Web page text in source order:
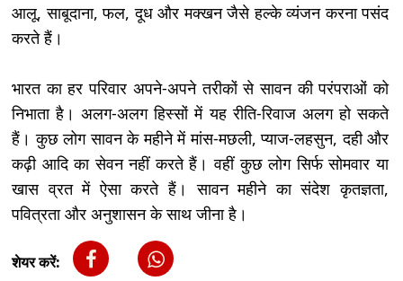
आलू, साबूदाना, फल, दूध और मक्खन जैसे हल्के व्यंजन करना पसंद
करते हैं।
भारत का हर परिवार अपने-अपने तरीकों से सावन की परंपराओं को
निभाता है। अलग-अलग हिस्सों में यह रीति-रिवाज अलग हो सकते
हैं। कुछ लोग सावन के महीने में मांस-मछली, प्याज-लहसुन, दही और
कढ़ी आदि का सेवन नहीं करते हैं। वहीं कुछ लोग सिर्फ सोमवार या
खास व्रत में ऐसा करते हैं। सावन महीने का संदेश कृतज्ञता,
पवित्रता और अनुशासन के साथ जीना है।
शेयर करें: